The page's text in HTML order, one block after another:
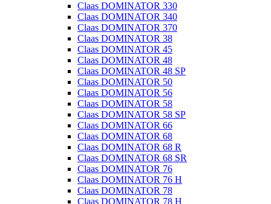
Claas DOMINATOR 330
Claas DOMINATOR 340
Claas DOMINATOR 370
Claas DOMINATOR 38
Claas DOMINATOR 45
Claas DOMINATOR 48
Claas DOMINATOR 48 SP
Claas DOMINATOR 50
Claas DOMINATOR 56
Claas DOMINATOR 58
Claas DOMINATOR 58 SP
Claas DOMINATOR 66
Claas DOMINATOR 68
Claas DOMINATOR 68 R
Claas DOMINATOR 68 SR
Claas DOMINATOR 76
Claas DOMINATOR 76 H
Claas DOMINATOR 78
Claas DOMINATOR 78 H